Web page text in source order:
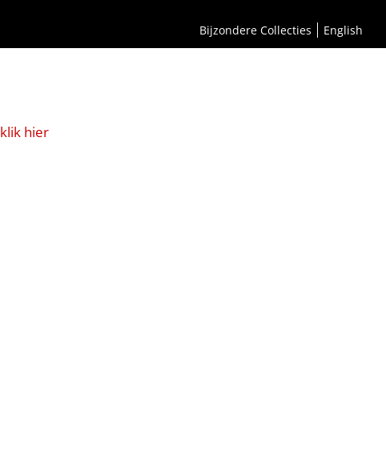
Bijzondere Collecties English
klik hier